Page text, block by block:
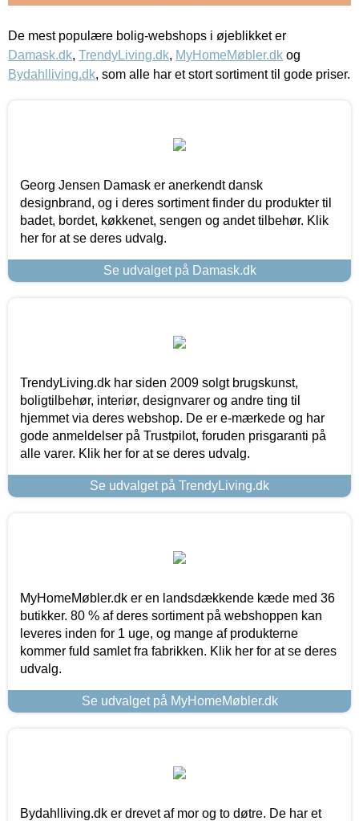
De mest populære bolig-webshops i øjeblikket er
Damask.dk, TrendyLiving.dk, MyHomeMøbler.dk og
Bydahlliving.dk, som alle har et stort sortiment til gode priser.
Georg Jensen Damask er anerkendt dansk
designbrand, og i deres sortiment finder du produkter til
badet, bordet, køkkenet, sengen og andet tilbehør. Klik
her for at se deres udvalg.
Se udvalget på Damask.dk
TrendyLiving.dk har siden 2009 solgt brugskunst,
boligtilbehør, interiør, designvarer og andre ting til
hjemmet via deres webshop. De er e-mærkede og har
gode anmeldelser på Trustpilot, foruden prisgaranti på
alle varer. Klik her for at se deres udvalg.
Se udvalget på TrendyLiving.dk
MyHomeMøbler.dk er en landsdækkende kæde med 36
butikker. 80 % af deres sortiment på webshoppen kan
leveres inden for 1 uge, og mange af produkterne
kommer fuld samlet fra fabrikken. Klik her for at se deres
udvalg.
Se udvalget på MyHomeMøbler.dk
Bydahlliving.dk er drevet af mor og to døtre. De har et